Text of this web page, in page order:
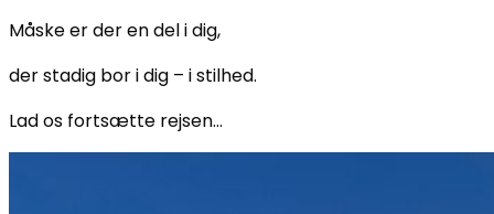
Måske er der en del i dig,
der stadig bor i dig – i stilhed.
Lad os fortsætte rejsen…